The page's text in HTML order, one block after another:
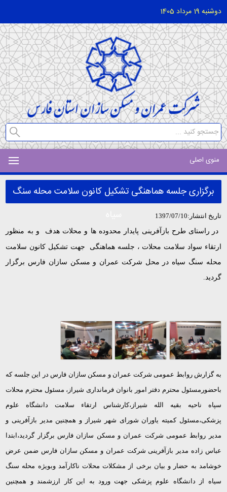
دوشنبه 19 مرداد 1405
منوی اصلی
برگزاری جلسه هماهنگی تشکیل کانون سلامت محله سنگ
تاریخ انتشار:1397/07/10
در راستای طرح بازآفرینی پایدار محدوده ها و محلات هدف و به منظور
ارتقاء سواد سلامت محلات ، جلسه هماهنگی جهت تشکیل کانون سلامت
محله سنگ سیاه در محل شرکت عمران و مسکن سازان فارس برگزار
گردید.
به گزارش روابط عمومی شرکت عمران و مسکن سازان فارس در این جلسه که
باحضورمسئول محترم دفتر امور بانوان فرمانداری شیراز، مسئول محترم محلات
سپاه ناحیه بقیه الله شیراز،کارشناس ارتقاء سلامت دانشگاه علوم
پزشکی،مسئول کمیته یاوران شورای شهر شیراز و همچنین مدیر بازآفرینی و
مدیر روابط عمومی شرکت عمران و مسکن سازان فارس برگزار گردید،ابتدا
عباس زاده مدیر بازآفرینی شرکت عمران و مسکن سازان فارس ضمن عرض
خوشامد به حضار و بیان برخی از مشکلات محلات ناکارآمد وبویژه محله سنگ
سیاه از دانشگاه علوم پزشکی جهت ورود به این کار ارزشمند و همچنین